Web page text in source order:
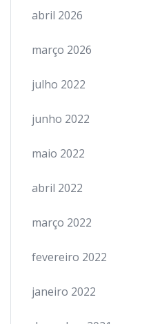
abril 2026
março 2026
julho 2022
junho 2022
maio 2022
abril 2022
março 2022
fevereiro 2022
janeiro 2022